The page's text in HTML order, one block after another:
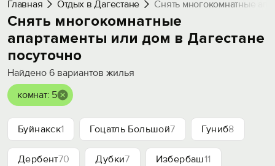
Добавить свой объект
Главная Отдых в Дагестане Снять многокомнатные
Снять многокомнатные
апартаменты или дом в Дагестане
посуточно
Найдено 6 вариантов жилья
комнат: 5
Буйнакск1 Гоцатль Большой7 Гуниб8
Дербент70 Дубки7 Избербаш11